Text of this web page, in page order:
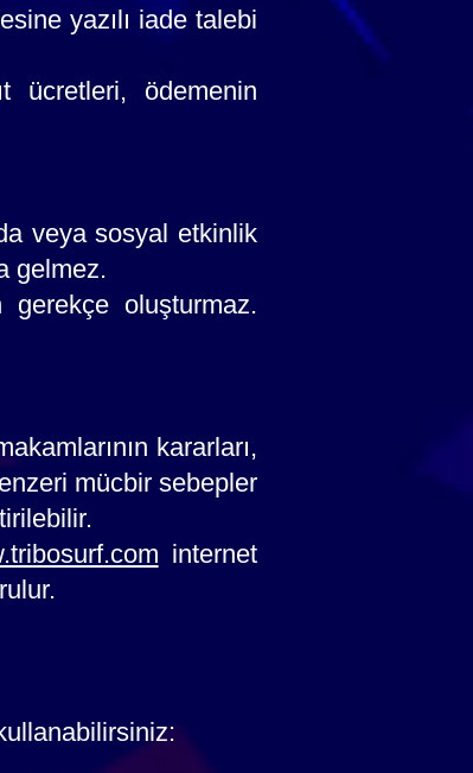
yazılı iade talebi
ücretleri, ödemenin
veya sosyal etkinlik
gelmez.
oluşturmaz.
kararları,
mücbir sebepler
internet